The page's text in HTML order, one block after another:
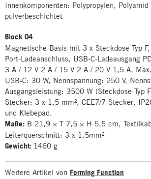
Innenkomponenten: Polypropylen,
pulverbeschichtet
Block 04
Magnetische Basis mit 3 x Steckdose Typ
Port-Ladeanschluss, USB-C-Ladeausgang
3 A / 12 V 2 A / 15 V 2 A / 20 V 1,5 A,
USB-C: 30 W, Nennspannung: 250 V,
Ausgangsleistung: 3500 W (Steckdose Typ
Stecker: 3 x 1,5 mm², CEE7/7-Stecker,
und Klebepad.
Maße: B 21,9 × T 7,5 × H 5,5 cm,
Leiterquerschnitt: 3 x 1,5mm²
Gewicht: 1460 g
Weitere Artikel von Forming Function